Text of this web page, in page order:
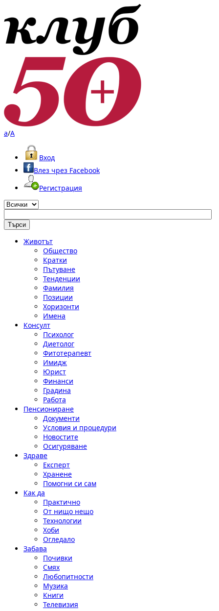
a/A
Вход
Влез чрез Facebook
Регистрация
Животът
Общество
Кратки
Пътуване
Тенденции
Фамилия
Позиции
Хоризонти
Имена
Консулт
Психолог
Диетолог
Фитотерапевт
Имидж
Юрист
Финанси
Градина
Работа
Пенсиониране
Документи
Условия и процедури
Новостите
Осигуряване
Здраве
Експерт
Хранене
Помогни си сам
Как да
Практично
От нищо нещо
Технологии
Хоби
Огледало
Забава
Почивки
Смях
Любопитности
Музика
Книги
Телевизия